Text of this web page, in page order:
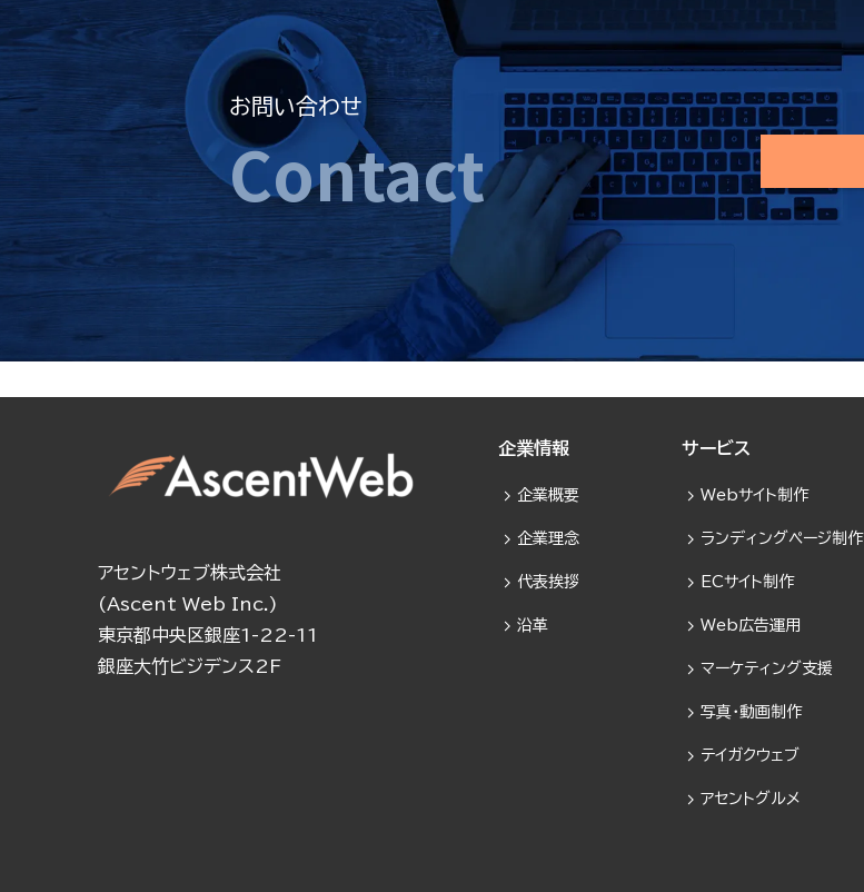
お問い合わせ
Contact
アセントウェブ株式会社
(Ascent Web Inc.)
東京都中央区銀座1-22-11
銀座大竹ビジデンス2F
企業情報
企業概要
企業理念
代表挨拶
沿革
サービス
Webサイト制作
ランディングページ制作
ECサイト制作
Web広告運用
マーケティング支援
写真・動画制作
テイガクウェブ
アセントグルメ